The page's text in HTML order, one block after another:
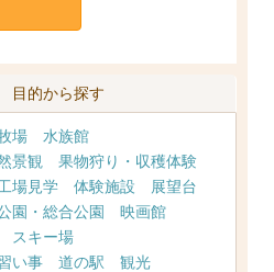
目的から探す
場
水族館
景観
果物狩り・収穫体験
場見学 体験施設
展望台
園・総合公園
映画館
スキー場
い事 道の駅
観光